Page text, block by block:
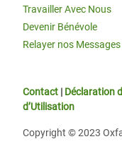
Travailler Avec Nous
Devenir Bénévole
Relayer nos Messages
Contact | Déclaration
d’Utilisation
Copyright © 2023